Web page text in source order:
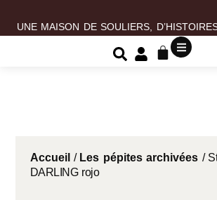
UNE MAISON DE SOULIERS,
Accueil / Les pépites archivées /
DARLING rojo